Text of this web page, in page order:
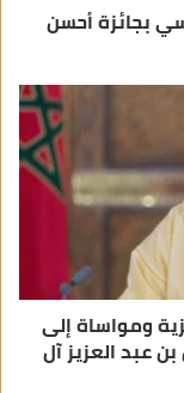
بجائزة أحسن
ومواساة إلى
عبد العزيز آل